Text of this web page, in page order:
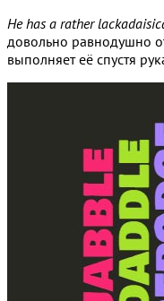
He has a rather
довольно равнодушно
выполняет её спустя